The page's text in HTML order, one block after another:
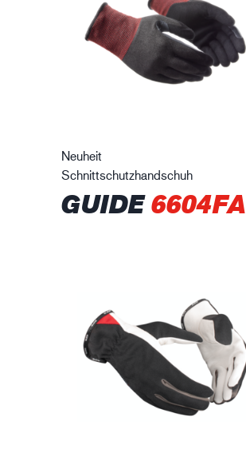
Neuheit
Schnittschutzhandschuh
GUIDE6604FA